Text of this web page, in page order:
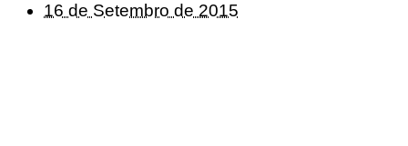
16 de Setembro de 2015